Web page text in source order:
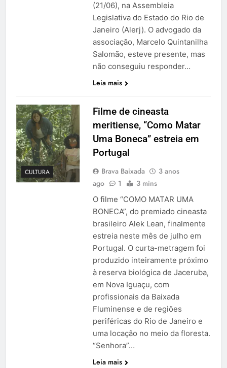
(21/06), na Assembleia
Legislativa do Estado do Rio de
Janeiro (Alerj). O advogado da
associação, Marcelo Quintanilha
Salomão, esteve presente, mas
não conseguiu responder…
Leia mais
CULTURA
Filme de cineasta
meritiense, “Como Matar
Uma Boneca” estreia em
Portugal
Brava Baixada
3 anos
ago
1 3 mins
O filme “COMO MATAR UMA
BONECA”, do premiado cineasta
brasileiro Alek Lean, finalmente
estreia neste mês de julho em
Portugal. O curta-metragem foi
produzido inteiramente próximo
à reserva biológica de Jaceruba,
em Nova Iguaçu, com
profissionais da Baixada
Fluminense e de regiões
periféricas do Rio de Janeiro e
uma locação no meio da floresta.
“Senhora”…
Leia mais